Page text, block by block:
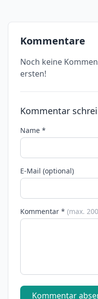
Kommentare
Noch keine
ersten!
Kommentar
Name *
E-Mail (optional)
Kommentar * (max.
Kommentar